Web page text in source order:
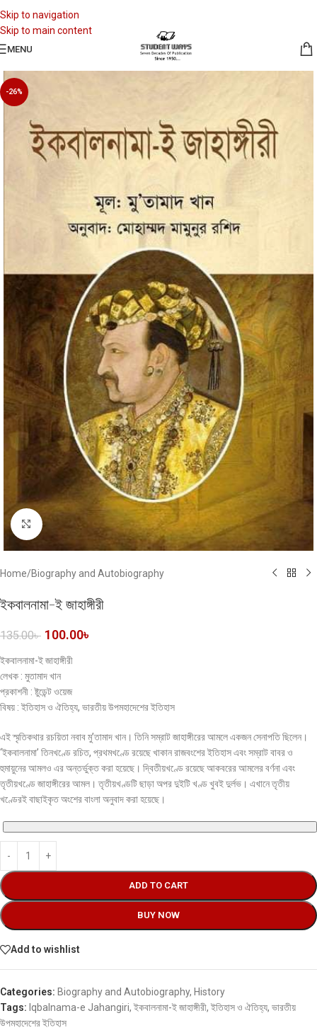
Skip to navigation
Skip to main content
MENU
-26%
Click to enlarge
Home/Biography and Autobiography
ইকবালনামা-ই জাহাঙ্গীরী
135.00৳ 100.00৳
ইকবালনামা-ই জাহাঙ্গীরী
লেখক : মুতামাদ খান
প্রকাশনী : ষ্টুডেন্ট ওয়েজ
বিষয় : ইতিহাস ও ঐতিহ্য, ভারতীয় উপমহাদেশের ইতিহাস
এই স্মৃতিকথার রচয়িতা নবাব মু’তামাদ খান। তিনি সম্রাট জাহাঙ্গীরের আমলে একজন সেনাপতি ছিলেন।
‘ইকবালনামা’ তিনখণ্ডে রচিত, প্রথমখণ্ডে রয়েছে খাকান রাজবংশের ইতিহাস এবং সম্রাট বাবর ও
হুমায়ুনের আমলও এর অন্তর্ভুক্ত করা হয়েছে। দ্বিতীয়খণ্ডে রয়েছে আকবরের আমলের বর্ণনা এবং
তৃতীয়খণ্ডে জাহাঙ্গীরের আমল। তৃতীয়খণ্ডটি ছাড়া অপর দুইটি খণ্ড খুবই দুর্লভ। এখানে তৃতীয়
খণ্ডেরই বাছাইকৃত অংশের বাংলা অনুবাদ করা হয়েছে।
ADD TO CART
BUY NOW
Add to wishlist
Categories: Biography and Autobiography, History
Tags: Iqbalnama-e Jahangiri, ইকবালনামা-ই জাহাঙ্গীরী, ইতিহাস ও ঐতিহ্য, ভারতীয়
উপমহাদেশের ইতিহাস